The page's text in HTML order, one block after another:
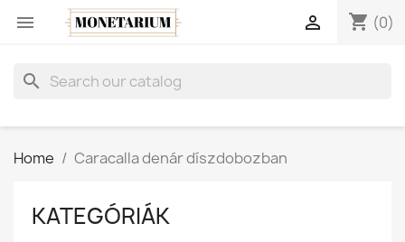
 shopping_cart (0)

search
Home Caracalla denár díszdobozban
KATEGÓRIÁK